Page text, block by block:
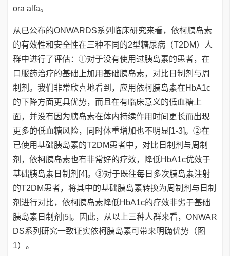
ora alfa。
从已公布的ONWARDS系列临床研究来看，依柯胰岛素
的有效性和安全性在三种不同的2型糖尿病（T2DM）人
群中进行了评估：①对于没有使用过胰岛素的患者，在
口服药治疗的基础上加用基础胰岛素，对比日制剂与周
制剂。我们非常欣喜地看到，应用依柯胰岛素在HbA1c
的下降方面更具优势，而且在有临床意义的低血糖上
面，并没有因为胰岛素在体内持续作用时间更长而出现
更多的低血糖风险，同时体重增加也不明显[1-3]。②在
已使用基础胰岛素的T2DM患者中，对比日制剂与周制
剂，依柯胰岛素也有非常好的疗效，降低HbA1c优效于
基础胰岛素日制剂[4]。③对于既往每日多次胰岛素注射
的T2DM患者，将其中的基础胰岛素转换为周制剂与日制
剂进行对比，依柯胰岛素降低HbA1c的疗效非劣于基础
胰岛素日制剂[5]。因此，从以上三种人群来看，ONWAR
DS系列研究一致证实依柯胰岛素可带来明确优势（图
1）。